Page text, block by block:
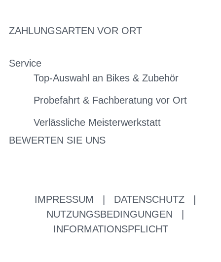
ZAHLUNGSARTEN VOR ORT
Service
Top-Auswahl an Bikes & Zubehör
Probefahrt & Fachberatung vor Ort
Verlässliche Meisterwerkstatt
BEWERTEN SIE UNS
IMPRESSUM DATENSCHUTZ
NUTZUNGSBEDINGUNGEN
INFORMATIONSPFLICHT